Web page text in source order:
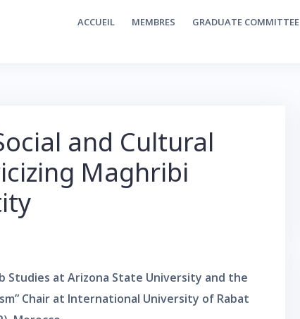
ACCUEIL MEMBRES GRADUATE COMMITTEE
and Cultural
Maghribi
at Arizona State University and the
Chair at International University of Rabat